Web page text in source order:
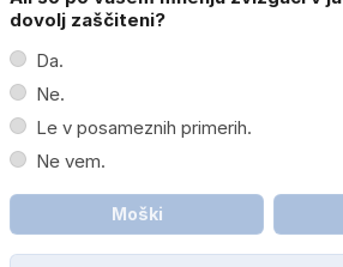
dovolj zaščiteni?
Da.
Ne.
Le v posameznih primerih.
Ne vem.
Moški